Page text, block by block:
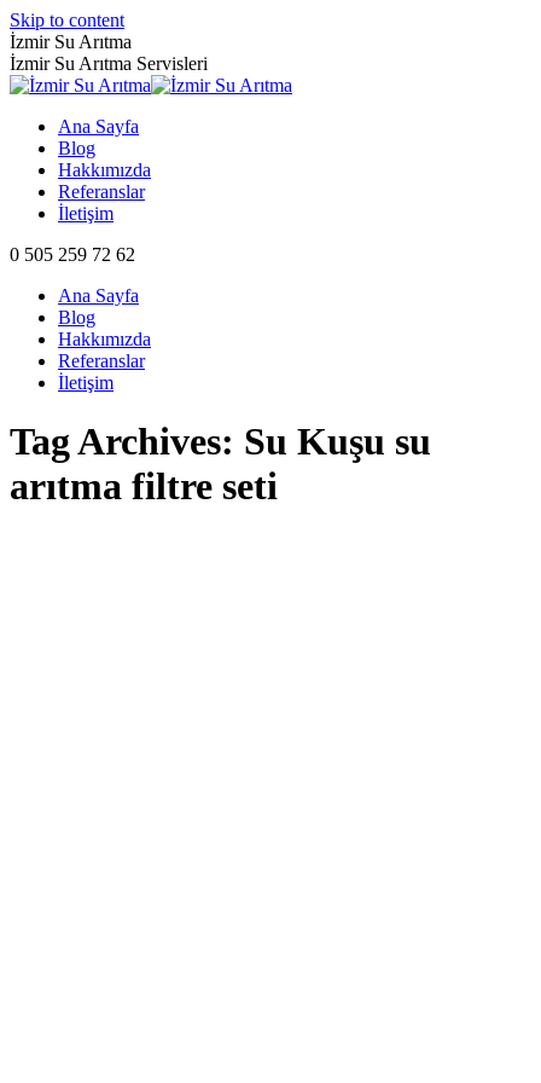
Skip to content
İzmir Su Arıtma
İzmir Su Arıtma Servisleri
Ana Sayfa
Blog
Hakkımızda
Referanslar
İletişim
0 505 259 72 62
Ana Sayfa
Blog
Hakkımızda
Referanslar
İletişim
Tag Archives: Su Kuşu su
arıtma filtre seti